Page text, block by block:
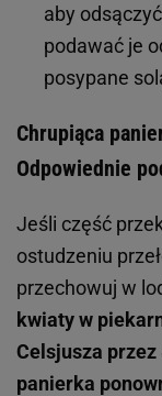
aby
podawać je
posypane
Chrupiąca
Odpowiednie
Jeśli część
ostudzeniu
przechowuj w
kwiaty w
Celsjusza
panierka